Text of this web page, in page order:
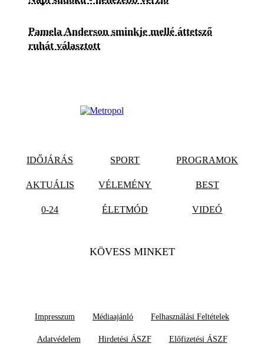
Pamela Anderson sminkje mellé áttetsző
ruhát választott
IDŐJÁRÁS SPORT PROGRAMOK
AKTUÁLIS VÉLEMÉNY BEST
0-24 ÉLETMÓD VIDEÓ
KÖVESS MINKET
Impresszum Médiaajánló Felhasználási Feltételek
Adatvédelem Hirdetési ÁSZF Előfizetési ÁSZF